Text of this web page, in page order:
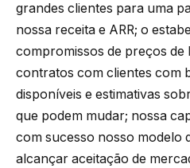
grandes clientes para uma
nossa receita e ARR; o
compromissos de preços de
contratos com clientes com
disponíveis e estimativas
que podem mudar; nossa
com sucesso nosso modelo
alcançar aceitação de